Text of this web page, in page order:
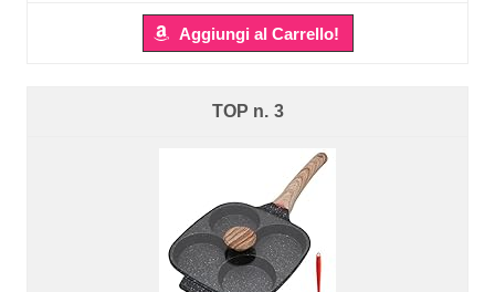
Aggiungi al Carrello!
3